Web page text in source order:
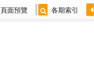
頁面預覽 各期索引